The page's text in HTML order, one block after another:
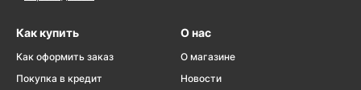
Как купить
Как оформить заказ
Покупка в кредит
О нас
О магазине
Новости